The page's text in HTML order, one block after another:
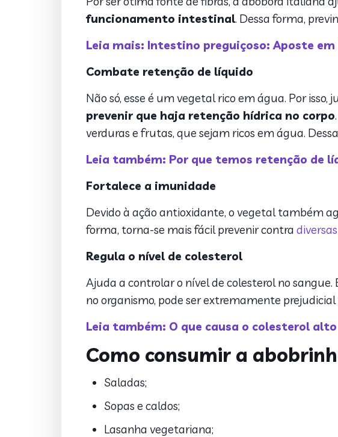
funcionamento intestinal. Dessa forma,
Leia mais: Intestino preguiçoso: Aposte
Combate retenção de líquido
Não só, esse é um vegetal rico em água. Por
prevenir que haja retenção hídrica no corpo
verduras e frutas, que sejam ricos em água.
Leia também: Por que temos retenção de
Fortalece a imunidade
Devido à ação antioxidante, o vegetal também
forma, torna-se mais fácil prevenir contra
Regula o nível de colesterol
Ajuda a controlar o nível de colesterol no sangue.
no organismo, pode ser extremamente
Leia também: O que causa o colesterol alto
Como consumir a
Saladas;
Sopas e caldos;
Lasanha vegetariana;